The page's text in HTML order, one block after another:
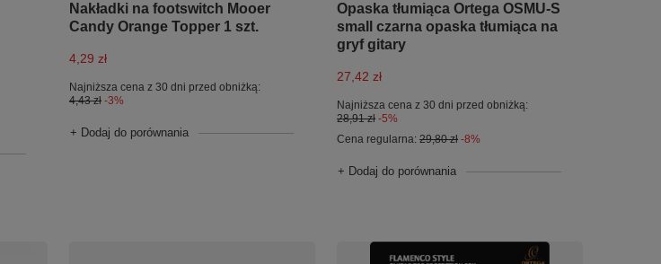
Nakładki na footswitch Mooer
Candy Orange Topper 1 szt.
4,29 zł
Najniższa cena z 30 dni przed obniżką:
4,43 zł -3%
+ Dodaj do porównania
Opaska tłumiąca Ortega OSMU-S
small czarna opaska tłumiąca na
gryf gitary
27,42 zł
Najniższa cena z 30 dni przed obniżką:
28,91 zł -5%
Cena regularna: 29,80 zł -8%
+ Dodaj do porównania